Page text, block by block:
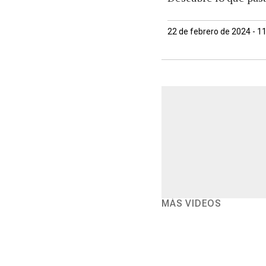
22 de febrero de 2024 -
MÁS VIDEOS